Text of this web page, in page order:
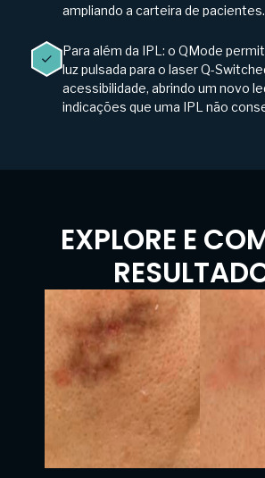
ampliando a carteira de pacientes.
Para além da IPL: o QMode
luz pulsada para o laser Q-
acessibilidade, abrindo um novo
indicações que uma IPL não
EXPLORE E